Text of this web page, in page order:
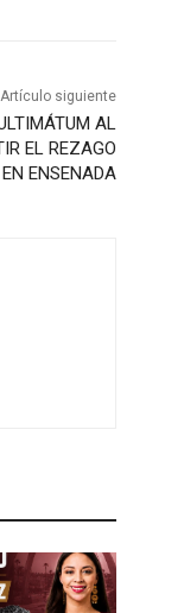
Artículo siguiente
AL
EL REZAGO
EN ENSENADA